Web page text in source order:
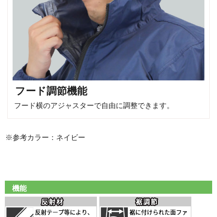
フード調節機能
フード横のアジャスターで自由に調整できます。
※参考カラー：ネイビー
機能